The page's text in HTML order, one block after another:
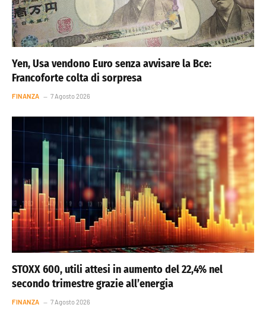
Yen, Usa vendono Euro senza avvisare la Bce:
Francoforte colta di sorpresa
FINANZA 7 Agosto 2026
STOXX 600, utili attesi in aumento del 22,4% nel
secondo trimestre grazie all’energia
FINANZA 7 Agosto 2026